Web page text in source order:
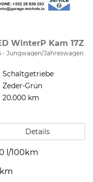
WinterP Kam 17Z
Jungwagen/Jahreswagen
Schaltgetriebe
Zeder-Grün
20.000 km
Details
l/100km